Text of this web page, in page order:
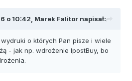
o 10:42, Marek Falitor napisał:
o których Pan pisze i wiele
- jak np. wdrożenie IpostBuy, bo